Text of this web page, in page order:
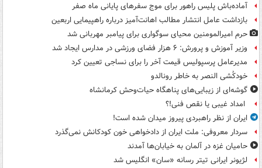
آماده‌باش پلیس راهور برای موج سفرهای پایانی ماه صفر
بازداشت عامل انتشار مطالب اهانت‌آمیز درباره راهپیمایی اربعین
حرم امیرالمومنین محیای سوگواری برای پیامبر مهربانی شد
وزیر آموزش و پرورش: ۶ هزار فضای ورزشی در مدارس ایجاد شد
مدیرعامل پرسپولیس قیمت آخر را برای نساجی تعیین کرد
خودکُشی النصر به خاطر رونالدو
گوشه‌ای از زیبایی‌های پناهگاه‌ حیات‌وحش کرمانشاه
امداد غیبی یا نقص فنی!؟
ایران از نظر راهبردی پیروز میدان شده است!
سردار معروفی: ملت ایران از دادخواهی خون کودکانش نمی‌گذرد
حامیان غزه در آلمان به خیابان‌ها آمدند
لژیونر ایرانی تیتر رسانه «سان» انگلیس شد